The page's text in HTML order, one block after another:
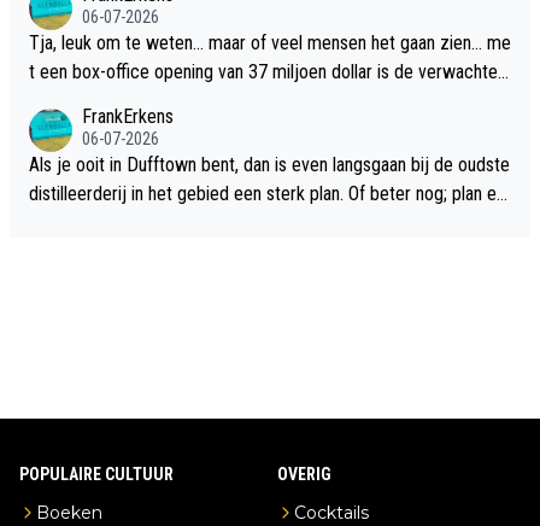
06-07-2026
Tja, leuk om te weten... maar of veel mensen het gaan zien... me
t een box-office opening van 37 miljoen dollar is de verwachte
FrankErkens
06-07-2026
Als je ooit in Dufftown bent, dan is even langsgaan bij de oudste
distilleerderij in het gebied een sterk plan. Of beter nog; plan ee
POPULAIRE CULTUUR
Boeken
OVERIG
Cocktails